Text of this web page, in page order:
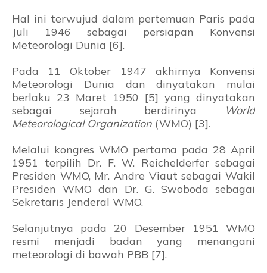
Hal ini terwujud dalam pertemuan Paris pada
Juli 1946 sebagai persiapan Konvensi
Meteorologi Dunia [6].
Pada 11 Oktober 1947 akhirnya Konvensi
Meteorologi Dunia dan dinyatakan mulai
berlaku 23 Maret 1950 [5] yang dinyatakan
sebagai sejarah berdirinya
World
Meteorological Organization (WMO) [3].
Melalui kongres WMO pertama pada 28 April
1951 terpilih Dr. F. W. Reichelderfer sebagai
Presiden WMO, Mr. Andre Viaut sebagai Wakil
Presiden WMO dan Dr. G. Swoboda sebagai
Sekretaris Jenderal WMO.
Selanjutnya pada 20 Desember 1951 WMO
resmi menjadi badan yang menangani
meteorologi di bawah PBB [7].